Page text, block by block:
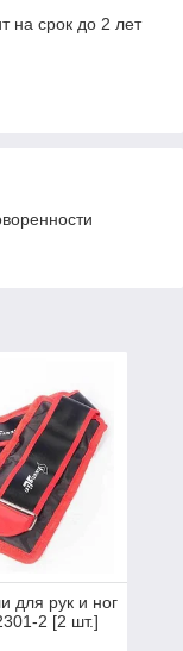
на срок до 2 лет
для рук и ног
2 [2 шт.]